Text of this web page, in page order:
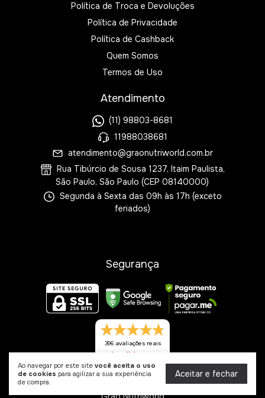
Ao navegar por este site você aceita o uso
de cookies para agilizar a sua experiência
de compra.
Aceitar e fechar
Política de Troca e Devoluções
Política de Privacidade
Política de Cashback
Quem Somos
Termos de Uso
Atendimento
(11) 98803-8681
11988038681
atendimento@graonutriworld.com.br
Rua Tibúrcio de Sousa 1237, Itaim Paulista,
São Paulo, São Paulo (CEP 08140000)
Segunda à Sexta das 09h às 17h (exceto
feriados)
Segurança
396 avaliações reais